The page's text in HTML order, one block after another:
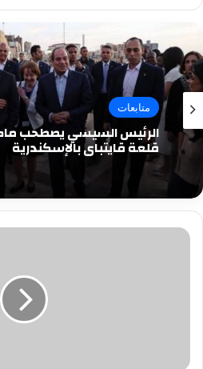
متابعات
الرئيس السيسي يصطحب
قلعة قايتباي بالإسكندرية
الأمن